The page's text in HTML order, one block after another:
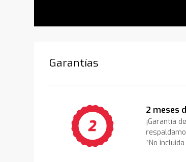
Garantías
2 meses
¡Garantía
*No